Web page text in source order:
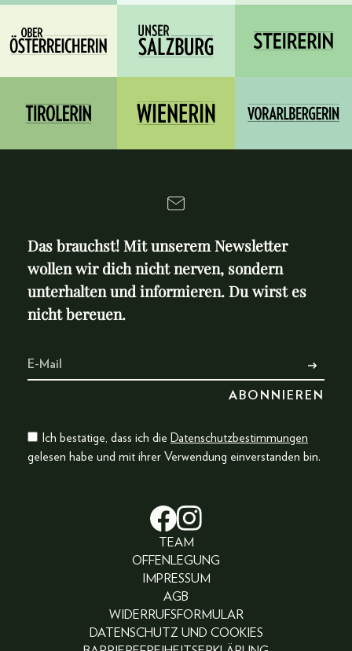
Das brauchst! Mit unserem Newsletter
wollen wir dich nicht nerven, sondern
unterhalten und informieren. Du wirst es
nicht bereuen.
Ich bestätige, dass ich die Datenschutzbestimmungen
gelesen habe und mit ihrer Verwendung einverstanden bin.
TEAM
OFFENLEGUNG
IMPRESSUM
AGB
WIDERRUFSFORMULAR
DATENSCHUTZ UND COOKIES